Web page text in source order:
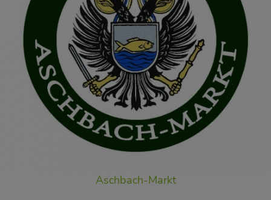
Aschbach-Markt